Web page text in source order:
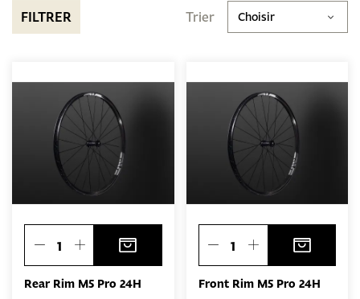
FILTRER Trier Choisir
Rear Rim M5 Pro 24H Front Rim M5 Pro 24H